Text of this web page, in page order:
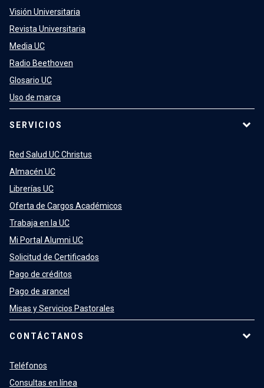
Visión Universitaria
Revista Universitaria
Media UC
Radio Beethoven
Glosario UC
Uso de marca
SERVICIOS
Red Salud UC Christus
Almacén UC
Librerías UC
Oferta de Cargos Académicos
Trabaja en la UC
Mi Portal Alumni UC
Solicitud de Certificados
Pago de créditos
Pago de arancel
Misas y Servicios Pastorales
CONTÁCTANOS
Teléfonos
Consultas en línea